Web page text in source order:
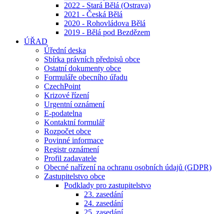
2022 - Stará Bělá (Ostrava)
2021 - Česká Bělá
2020 - Rohovládova Bělá
2019 - Bělá pod Bezdězem
ÚŘAD
Úřední deska
Sbírka právních předpisů obce
Ostatní dokumenty obce
Formuláře obecního úřadu
CzechPoint
Krizové řízení
Urgentní oznámení
E-podatelna
Kontaktní formulář
Rozpočet obce
Povinné informace
Registr oznámení
Profil zadavatele
Obecné nařízení na ochranu osobních údajů (GDPR)
Zastupitelstvo obce
Podklady pro zastupitelstvo
23. zasedání
24. zasedání
25. zasedání